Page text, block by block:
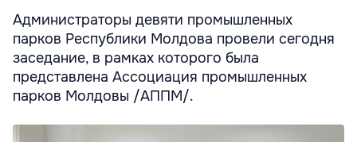
Администраторы девяти промышленных
парков Республики Молдова провели сегодня
заседание, в рамках которого была
представлена Ассоциация промышленных
парков Молдовы /АППМ/.